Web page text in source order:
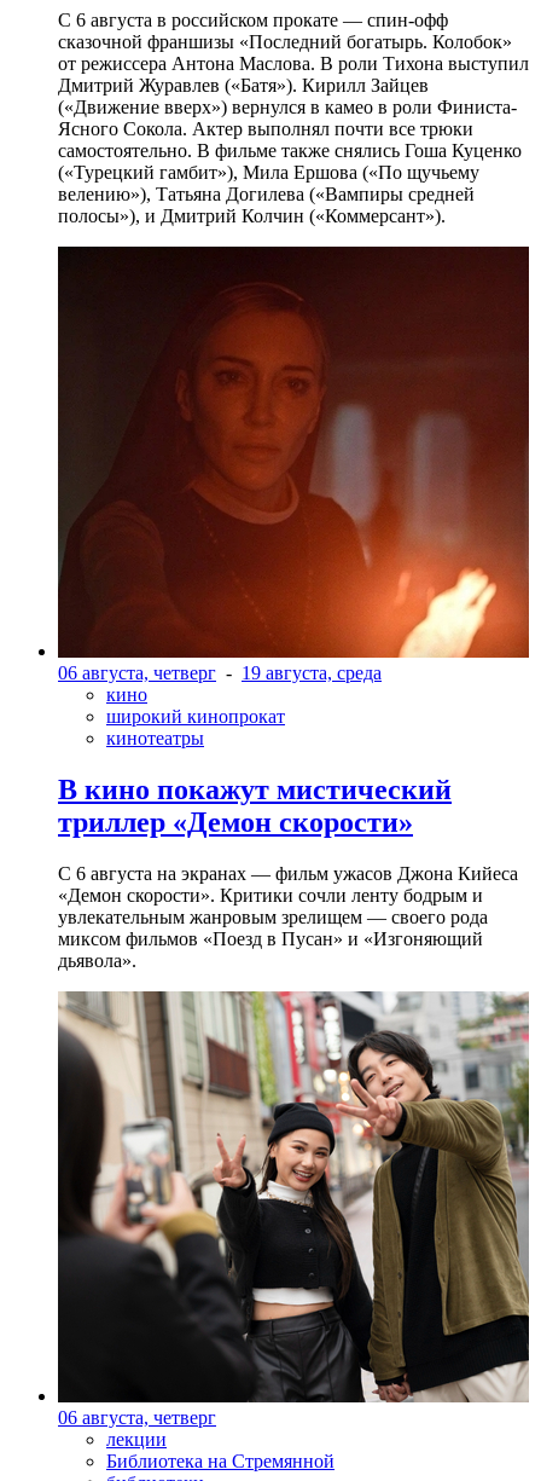
С 6 августа в российском прокате — спин-офф
сказочной франшизы «Последний богатырь. Колобок»
от режиссера Антона Маслова. В роли Тихона выступил
Дмитрий Журавлев («Батя»). Кирилл Зайцев
(«Движение вверх») вернулся в камео в роли Финиста-
Ясного Сокола. Актер выполнял почти все трюки
самостоятельно. В фильме также снялись Гоша Куценко
(«Турецкий гамбит»), Мила Ершова («По щучьему
велению»), Татьяна Догилева («Вампиры средней
полосы»), и Дмитрий Колчин («Коммерсант»).
06 августа, четверг - 19 августа, среда
кино
широкий кинопрокат
кинотеатры
В кино покажут мистический
триллер «Демон скорости»
С 6 августа на экранах — фильм ужасов Джона Кийеса
«Демон скорости». Критики сочли ленту бодрым и
увлекательным жанровым зрелищeм — своего рода
миксом фильмов «Поезд в Пусан» и «Изгоняющий
дьявола».
06 августа, четверг
лекции
Библиотека на Стремянной